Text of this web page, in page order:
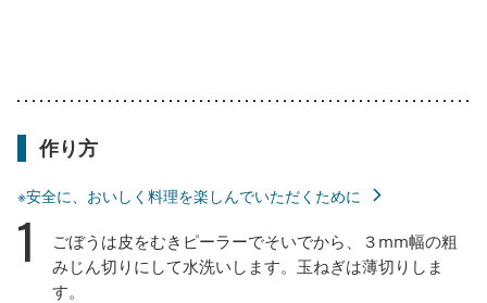
作り方
※安全に、おいしく料理を楽しんでいただくために
1
ごぼうは皮をむきピーラーでそいでから、３mm幅の粗
みじん切りにして水洗いします。玉ねぎは薄切りしま
す。